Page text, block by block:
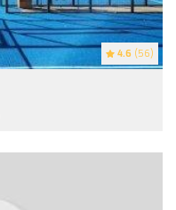
4.6 (56)